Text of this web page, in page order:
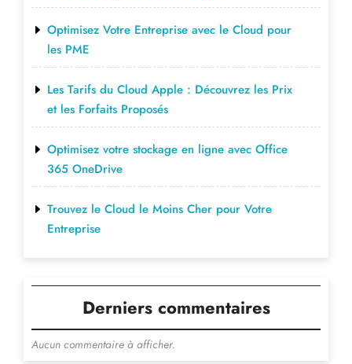
Optimisez Votre Entreprise avec le Cloud pour
les PME
Les Tarifs du Cloud Apple : Découvrez les Prix
et les Forfaits Proposés
Optimisez votre stockage en ligne avec Office
365 OneDrive
Trouvez le Cloud le Moins Cher pour Votre
Entreprise
Derniers commentaires
Aucun commentaire à afficher.